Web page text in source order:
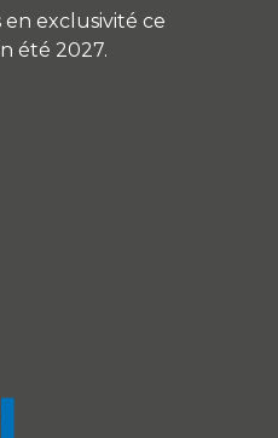
exclusivité ce
été 2027.